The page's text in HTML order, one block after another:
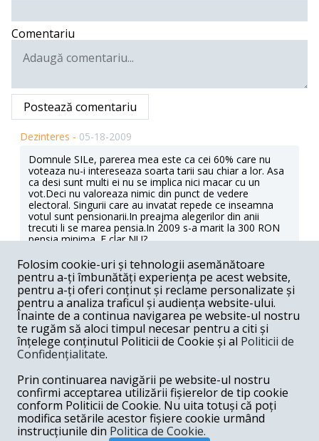
Comentariu
Postează comentariu
Dezinteres - 05-18-2009
Domnule SILe, parerea mea este ca cei 60% care nu
voteaza nu-i intereseaza soarta tarii sau chiar a lor. Asa
ca desi sunt multi ei nu se implica nici macar cu un
vot.Deci nu valoreaza nimic din punct de vedere
electoral. Singurii care au invatat repede ce inseamna
votul sunt pensionarii.In preajma alegerilor din anii
trecuti li se marea pensia.In 2009 s-a marit la 300 RON
pensia minima. E clar NU?
Răspunde
SILe - 05-13-2009
Am doua intrebari:1In ce tari europene exista acest
dubleu cod penal-cod de procedura penala?. 2.In ce tari
europene exista legi si instructiuni de aplicare a legii?
Pentru al trei-lea subiect merg direct pe o afirmatie: nu
se poate construi o societate normala pe o constitutie
problema: nimeni nu sesizeaza gravitatea fenomenului
absentei la vot,60% constituie o majoritate consistenta
nu?In privinta titlului articolului eu vad lucrurile mult mai
simplu: mentalitate Ceausescu- poate-i pacalim si de
data asta.Numai ca n-o sa tina.
Folosim cookie-uri și tehnologii asemănătoare
pentru a-ți îmbunătăți experiența pe acest website,
pentru a-ți oferi conținut și reclame personalizate și
pentru a analiza traficul și audiența website-ului.
Înainte de a continua navigarea pe website-ul nostru
te rugăm să aloci timpul necesar pentru a citi și
înțelege conținutul Politicii de Cookie și al Politicii de
Confidențialitate.
Prin continuarea navigării pe website-ul nostru
confirmi acceptarea utilizării fișierelor de tip cookie
conform Politicii de Cookie. Nu uita totuși că poți
modifica setările acestor fișiere cookie urmând
instrucțiunile din Politica de Cookie.